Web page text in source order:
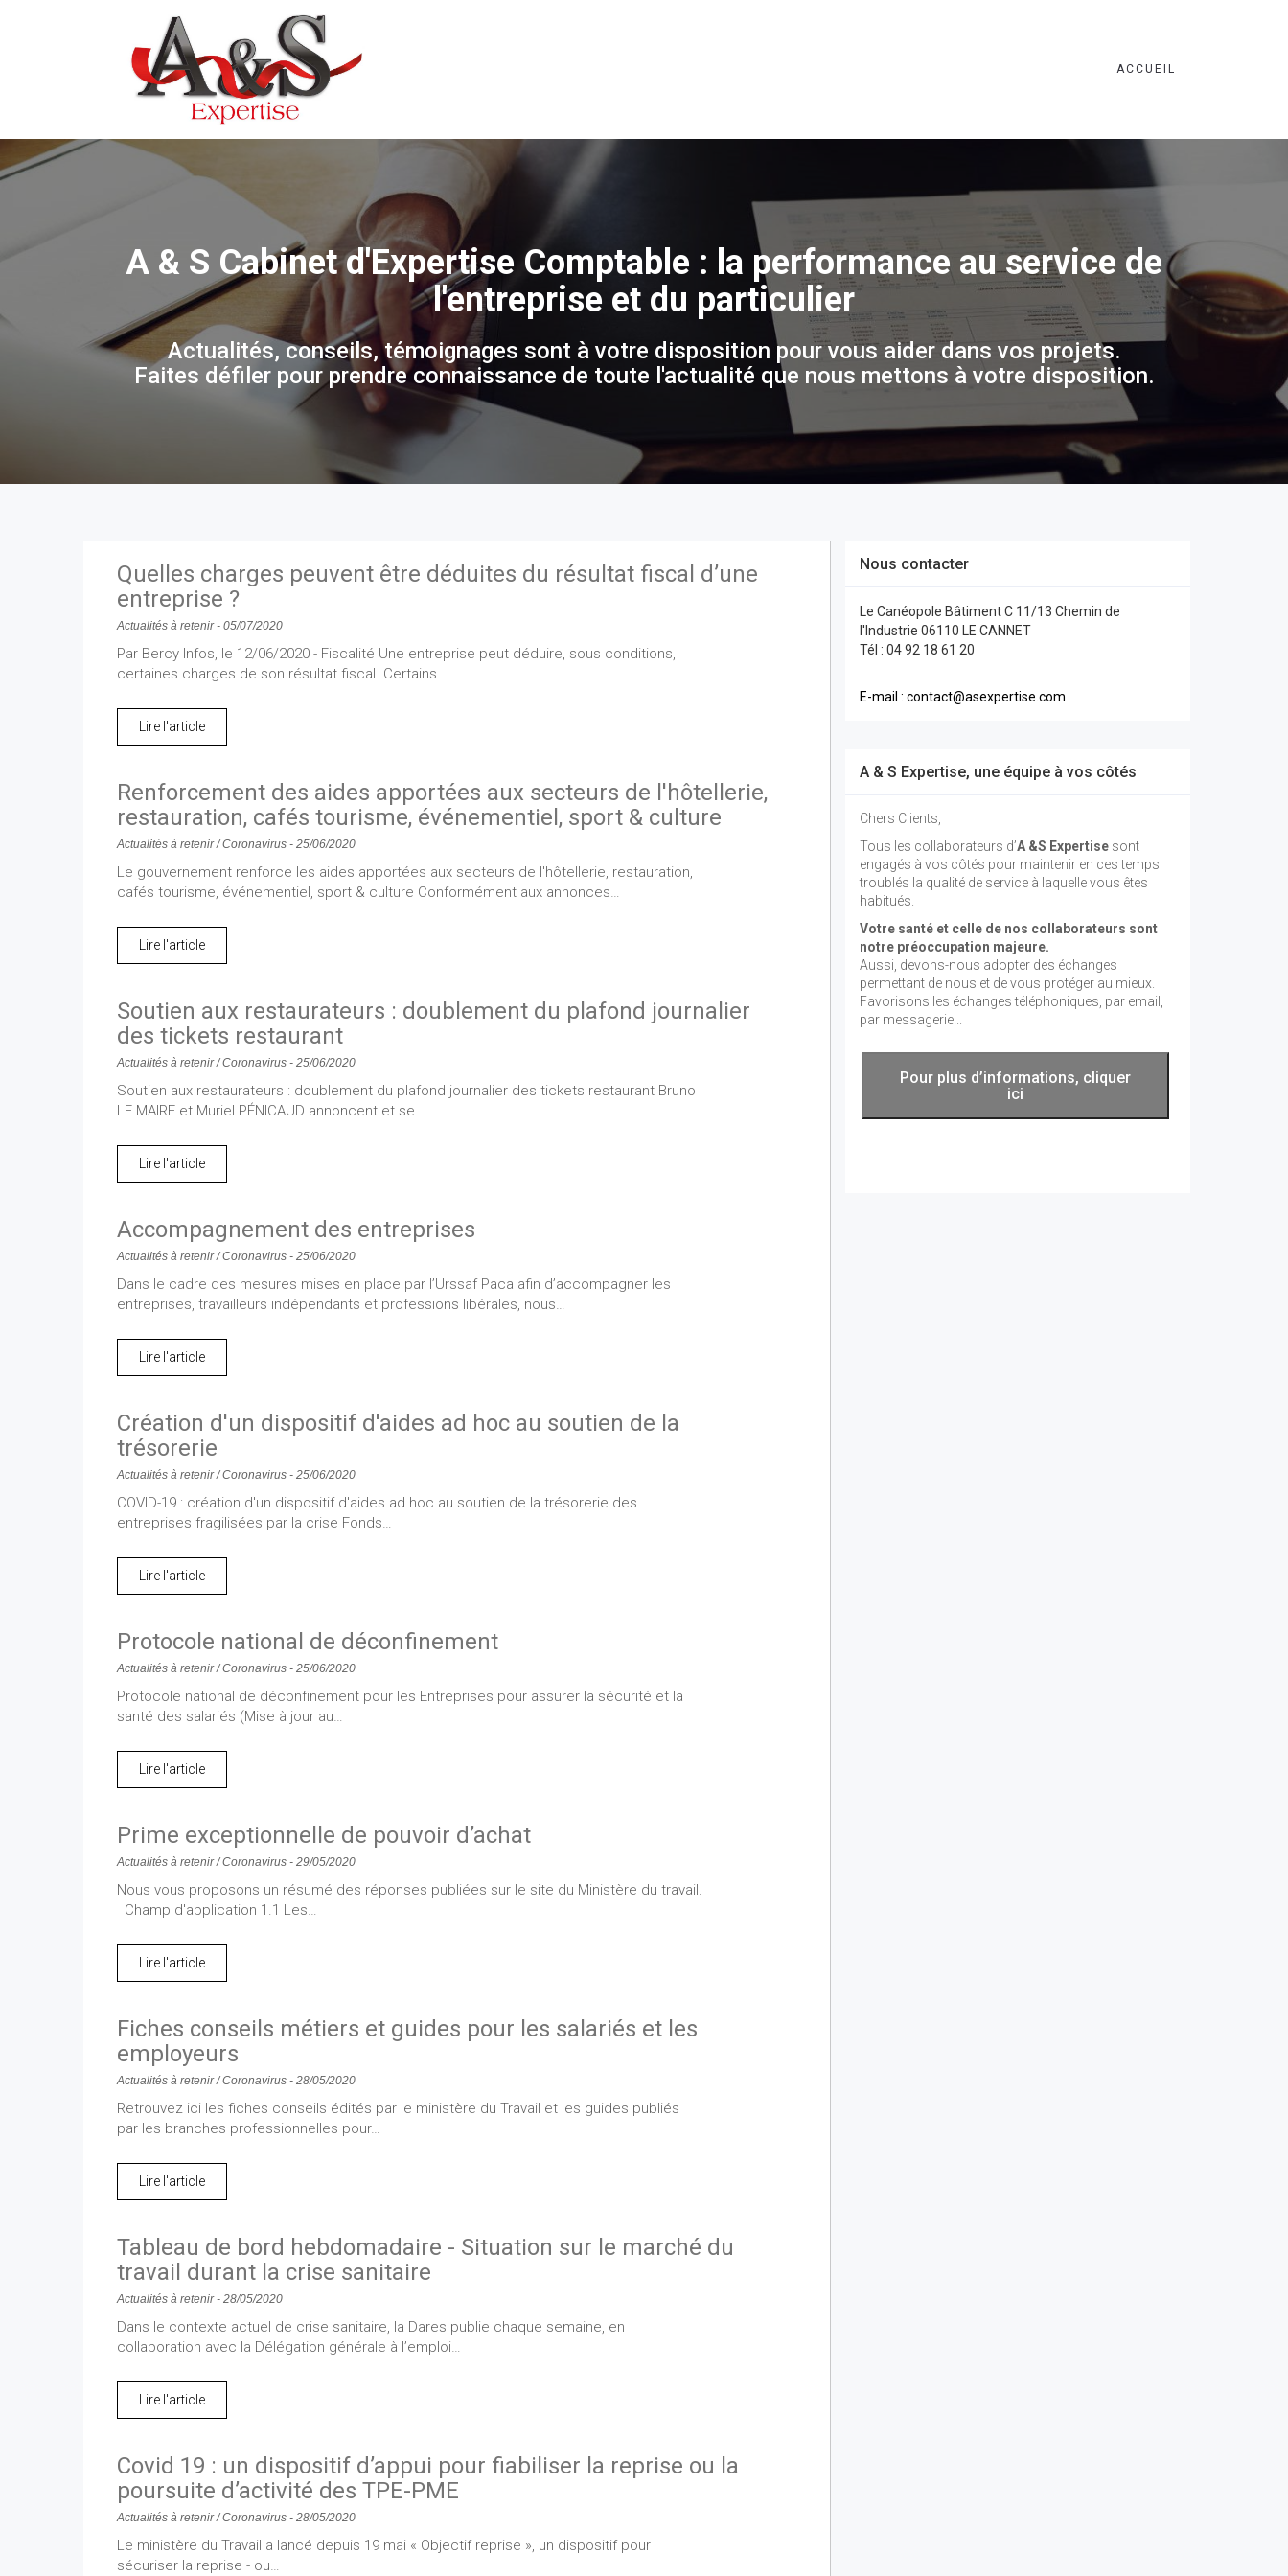
ACCUEIL
A & S Cabinet d'Expertise Comptable : la performance au service de
l'entreprise et du particulier
Actualités, conseils, témoignages sont à votre disposition pour vous aider dans vos projets.
Faites défiler pour prendre connaissance de toute l'actualité que nous mettons à votre disposition.
Quelles charges peuvent être déduites du résultat fiscal d’une
entreprise ?
Actualités à retenir- 05/07/2020
Par Bercy Infos, le 12/06/2020 - Fiscalité Une entreprise peut déduire, sous conditions,
certaines charges de son résultat fiscal. Certains…
Lire l'article
Renforcement des aides apportées aux secteurs de l'hôtellerie,
restauration, cafés tourisme, événementiel, sport & culture
Actualités à retenir/Coronavirus - 25/06/2020
Le gouvernement renforce les aides apportées aux secteurs de l'hôtellerie, restauration,
cafés tourisme, événementiel, sport & culture Conformément aux annonces…
Lire l'article
Soutien aux restaurateurs : doublement du plafond journalier
des tickets restaurant
Actualités à retenir/Coronavirus - 25/06/2020
Soutien aux restaurateurs : doublement du plafond journalier des tickets restaurant Bruno
LE MAIRE et Muriel PÉNICAUD annoncent et se…
Lire l'article
Accompagnement des entreprises
Actualités à retenir/Coronavirus - 25/06/2020
Dans le cadre des mesures mises en place par l’Urssaf Paca afin d’accompagner les
entreprises, travailleurs indépendants et professions libérales, nous…
Lire l'article
Création d'un dispositif d'aides ad hoc au soutien de la
trésorerie
Actualités à retenir/Coronavirus - 25/06/2020
COVID-19 : création d'un dispositif d'aides ad hoc au soutien de la trésorerie des
entreprises fragilisées par la crise Fonds…
Lire l'article
Protocole national de déconfinement
Actualités à retenir/Coronavirus - 25/06/2020
Protocole national de déconfinement pour les Entreprises pour assurer la sécurité et la
santé des salariés (Mise à jour au…
Lire l'article
Prime exceptionnelle de pouvoir d’achat
Actualités à retenir/Coronavirus - 29/05/2020
Nous vous proposons un résumé des réponses publiées sur le site du Ministère du travail.
Champ d'application 1.1 Les…
Lire l'article
Fiches conseils métiers et guides pour les salariés et les
employeurs
Actualités à retenir/Coronavirus - 28/05/2020
Retrouvez ici les fiches conseils édités par le ministère du Travail et les guides publiés
par les branches professionnelles pour…
Lire l'article
Tableau de bord hebdomadaire - Situation sur le marché du
travail durant la crise sanitaire
Actualités à retenir- 28/05/2020
Dans le contexte actuel de crise sanitaire, la Dares publie chaque semaine, en
collaboration avec la Délégation générale à l’emploi…
Lire l'article
Covid 19 : un dispositif d’appui pour fiabiliser la reprise ou la
poursuite d’activité des TPE-PME
Actualités à retenir/Coronavirus - 28/05/2020
Le ministère du Travail a lancé depuis 19 mai « Objectif reprise », un dispositif pour
sécuriser la reprise - ou…
Nous contacter
Le Canéopole Bâtiment C 11/13 Chemin de
l'Industrie 06110 LE CANNET
Tél : 04 92 18 61 20
E-mail : contact@asexpertise.com
A & S Expertise, une équipe à vos côtés
Chers Clients,
Tous les collaborateurs d’A &S Expertise sont
engagés à vos côtés pour maintenir en ces temps
troublés la qualité de service à laquelle vous êtes
habitués.
Votre santé et celle de nos collaborateurs sont
notre préoccupation majeure.
Aussi, devons-nous adopter des échanges
permettant de nous et de vous protéger au mieux.
Favorisons les échanges téléphoniques, par email,
par messagerie...
Pour plus d’informations, cliquer
ici